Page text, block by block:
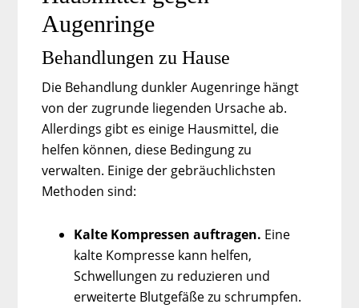
Augenringe
Behandlungen zu Hause
Die Behandlung dunkler Augenringe hängt
von der zugrunde liegenden Ursache ab.
Allerdings gibt es einige Hausmittel, die
helfen können, diese Bedingung zu
verwalten. Einige der gebräuchlichsten
Methoden sind:
Kalte Kompressen auftragen. Eine
kalte Kompresse kann helfen,
Schwellungen zu reduzieren und
erweiterte Blutgefäße zu schrumpfen.